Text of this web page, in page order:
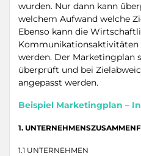
wurden. Nur dann kann
welchem Aufwand welche
Ebenso kann die
Kommunikationsaktivitäten
werden. Der Marketingplan
überprüft und bei
angepasst werden.
Beispiel Marketingplan –
1.
1.1 UNTERNEHMEN